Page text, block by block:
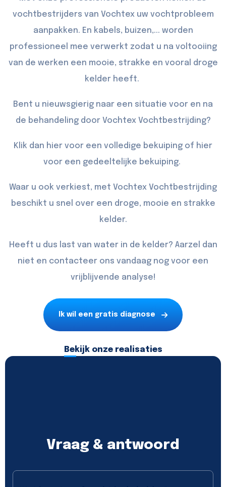
vochtbestrijders van Vochtex uw vochtprobleem
aanpakken. En kabels, buizen,... worden
professioneel mee verwerkt zodat u na voltooiing
van de werken een mooie, strakke en vooral droge
kelder heeft.
Bent u nieuwsgierig naar een situatie voor en na
de behandeling door Vochtex Vochtbestrijding?
Klik dan hier voor een volledige bekuiping of hier
voor een gedeeltelijke bekuiping.
Waar u ook verkiest, met Vochtex Vochtbestrijding
beschikt u snel over een droge, mooie en strakke
kelder.
Heeft u dus last van water in de kelder? Aarzel dan
niet en contacteer ons vandaag nog voor een
vrijblijvende analyse!
Ik wil een gratis diagnose
Bekijk onze realisaties
Vraag & antwoord